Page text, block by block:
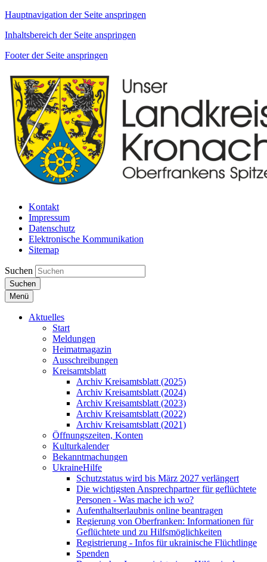
Hauptnavigation der Seite anspringen
Inhaltsbereich der Seite anspringen
Footer der Seite anspringen
Kontakt
Impressum
Datenschutz
Elektronische Kommunikation
Sitemap
Suchen
Suchen
Menü
Aktuelles
Start
Meldungen
Heimatmagazin
Ausschreibungen
Kreisamtsblatt
Archiv Kreisamtsblatt (2025)
Archiv Kreisamtsblatt (2024)
Archiv Kreisamtsblatt (2023)
Archiv Kreisamtsblatt (2022)
Archiv Kreisamtsblatt (2021)
Öffnungszeiten, Konten
Kulturkalender
Bekanntmachungen
UkraineHilfe
Schutzstatus wird bis März 2027 verlängert
Die wichtigsten Ansprechpartner für geflüchtete
Personen - Was mache ich wo?
Aufenthaltserlaubnis online beantragen
Regierung von Oberfranken: Informationen für
Geflüchtete und zu Hilfsmöglichkeiten
Registrierung - Infos für ukrainische Flüchtlinge
Spenden